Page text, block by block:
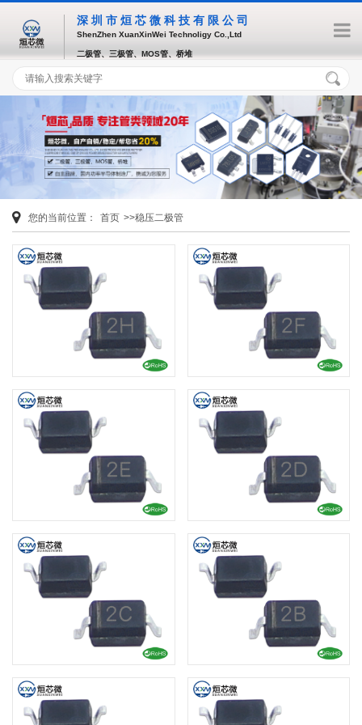
深圳市烜芯微科技有限公司
ShenZhen XuanXinWei Technoligy Co.,Ltd
二极管、三极管、MOS管、桥堆
您的当前位置： 首页 >>稳压二极管